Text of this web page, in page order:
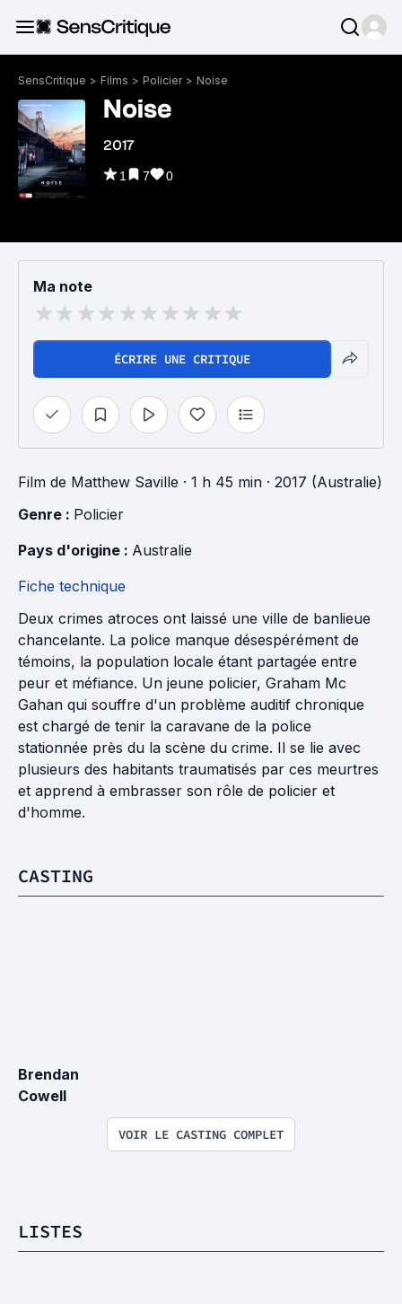
SensCritique > Films > Policier > Noise
Noise
2017
1 7 0
Ma note
ÉCRIRE UNE CRITIQUE
Film de Matthew Saville · 1 h 45 min · 2017 (Australie)
Genre : Policier
Pays d'origine : Australie
Fiche technique
Deux crimes atroces ont laissé une ville de banlieue
chancelante. La police manque désespérément de
témoins, la population locale étant partagée entre
peur et méfiance. Un jeune policier, Graham Mc
Gahan qui souffre d'un problème auditif chronique
est chargé de tenir la caravane de la police
stationnée près du la scène du crime. Il se lie avec
plusieurs des habitants traumatisés par ces meurtres
et apprend à embrasser son rôle de policier et
d'homme.
CASTING
Brendan
Cowell
VOIR LE CASTING COMPLET
LISTES